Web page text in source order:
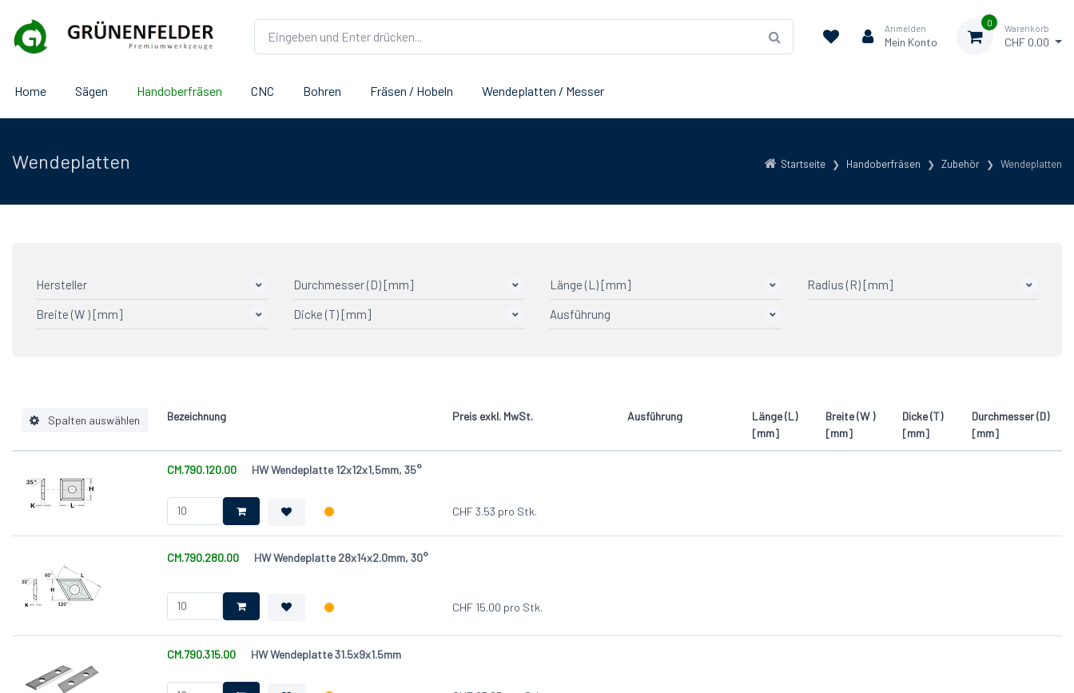
Anmelden
Mein Konto
0
Warenkorb
CHF 0.00
Home Sägen Handoberfräsen CNC Bohren Fräsen / Hobeln Wendeplatten / Messer
Startseite Handoberfräsen Zubehör Wendeplatten
Wendeplatten
Hersteller
CMT
Durchmesser (D) [mm] Länge (L) [mm] Radius (R) [mm]
Breite (W ) [mm] Dicke (T) [mm] Ausführung
mit Spanleitstufe 16
Spalten auswählen
Ausführung
Länge (L) [mm]
Dicke (T) [mm]
Durchmesser (D) [mm]
Bezeichnung Preis exkl. MwSt. Ausführung
Länge (L)
[mm]
Breite (W )
[mm]
Dicke (T)
[mm]
Durchmesser (D)
[mm]
CM.790.120.00 HW Wendeplatte 12x12x1,5mm, 35°
CHF3.53 pro Stk.
CM.790.280.00 HW Wendeplatte 28x14x2.0mm, 30°
CHF 15.00 pro Stk.
CM.790.315.00 HW Wendeplatte 31.5x9x1.5mm